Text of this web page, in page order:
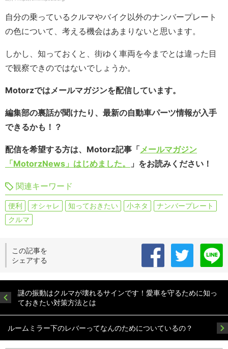
自分の乗っているクルマやバイク以外のナンバープレート
の色について、考える機会はあまりないと思います。
しかし、知っておくと、街ゆく車両を今までとは違った目
で観察できのではないでしょうか。
Motorzではメールマガジンを配信しています。
編集部の裏話が聞けたり、最新の自動車パーツ情報が入手
できるかも！？
配信を希望する方は、Motorz記事「メールマガジン
「MotorzNews」はじめました。
」をお読みください！
関連キーワード
便利 オシャレ 知っておきたい 小ネタ
ナンバープレート
クルマ
この記事を
シェアする
謎の振動はクルマが壊れるサインです！愛車を守るために知っ
ておきたい対策方法とは
ルームミラー下のレバーってなんのためについているの？